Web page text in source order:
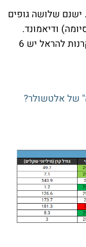
שלושה גופים
ודיאמונד.
הגופים הגדולים לעומת זאת אוהבים את הקטגוריה הזו, ובמיוחד הראל. מתוך 29 קרנות להראל יש 6
של אלטשולר?